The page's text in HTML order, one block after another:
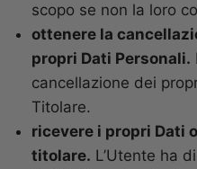
scopo se non la loro
ottenere la
propri Dati Personali.
cancellazione dei
Titolare.
ricevere i propri Dati
titolare. L’Utente ha